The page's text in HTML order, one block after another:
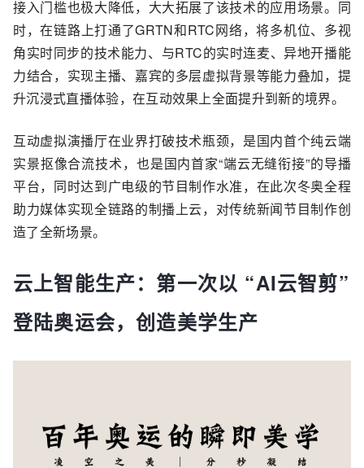
接入门槛也极大降低，大大拓展了该技术的应用场景。同
时，在链路上打通了GRTN和RTC网络，将多机位、多视
角实时同步的技术能力、与RTC的实时连麦、异地开播能
力结合，实现主播、嘉宾的多层虚拟背景等能力叠加，提
升沉浸式直播体验，在互动效果上全面提升到新的境界。
互动虚拟演播厅在业界打破技术瓶颈，是国内首个纯云端
实景抠像合流技术，也是国内首家“端云无缝衔接”的导播
平台，同时达到广电级的节目制作水准，在此次冬奥全程
助力媒体实现全链路的制播上云，对传统新闻节目制作创
造了全新场景。
云上智能生产：第一次以 “AI云智剪”
登陆奥运会，创造美学生产